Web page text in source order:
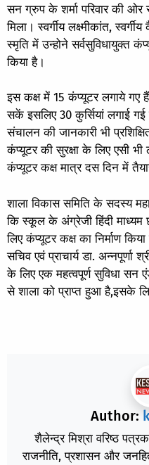
सन ग्रुप के शर्मा परिवार की ओर
मिला। स्वर्गीय लक्ष्मीकांत,
स्मृति में उन्होने सर्वसुविधायुक्त
किया है।
इस कक्ष में 15 कंप्यूटर लगाये गए
सकें इसलिए 30 कुर्सियां लगाई
संचालन की जानकारी भी
कंप्यूटर की सुरक्षा के लिए एसी
कंप्यूटर कक्ष मात्र दस दिन में
शाला विकास समिति के सदस्य
कि स्कूल के अंग्रेजी हिंदी माध्यम
लिए कंप्यूटर कक्ष का निर्माण
सचिव एवं प्राचार्य डा. अन्नपूर्णा
के लिए एक महत्वपूर्ण सुविधा सन
से शाला को प्राप्त हुआ है,इसके
Author:
शैलेन्द्र मिश्रा वरिष्ठ
राजनीति, प्रशासन और